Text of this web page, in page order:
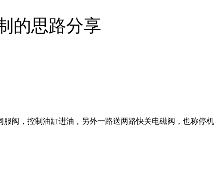
的思路分享
阀，控制油缸进油，另外一路送两路快关电磁阀，也称停机